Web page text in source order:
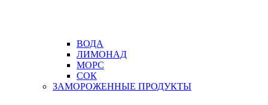
ВОДА
ЛИМОНАД
МОРС
СОК
ЗАМОРОЖЕННЫЕ ПРОДУКТЫ